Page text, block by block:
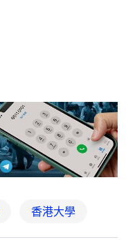
香港大學